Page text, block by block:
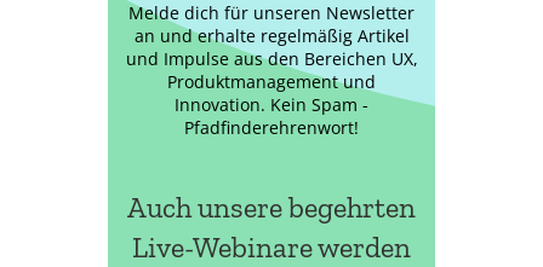
Melde dich für unseren Newsletter
an und erhalte regelmäßig Artikel
und Impulse aus den Bereichen UX,
Produktmanagement und
Innovation. Kein Spam -
Pfadfinderehrenwort!
Auch unsere begehrten
Live-Webinare werden